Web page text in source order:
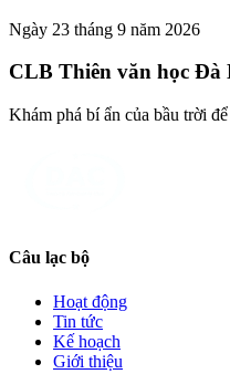
Ngày 23 tháng 9 năm 2026
CLB Thiên văn học Đà
Khám phá bí ẩn của bầu trời
Câu lạc bộ
Hoạt động
Tin tức
Kế hoạch
Giới thiệu